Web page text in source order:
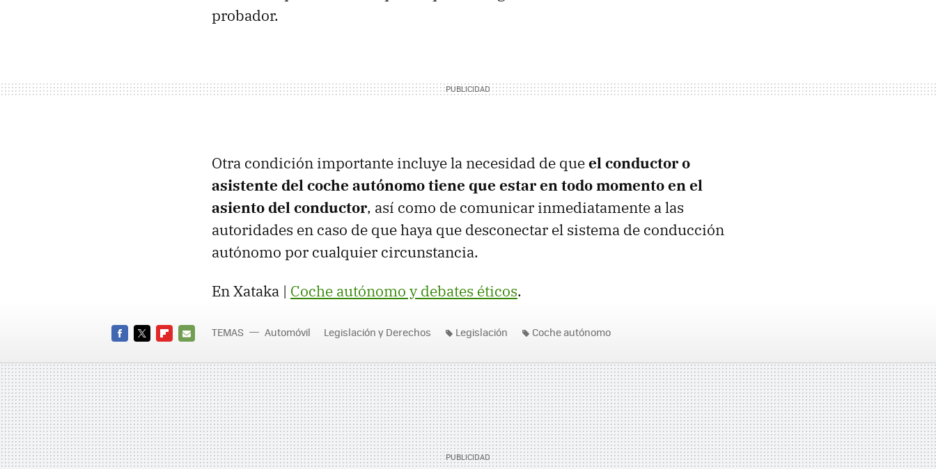
probador.
Otra condición importante incluye la necesidad de queel conductor o
asistente del coche autónomo tiene que estar en todo momento en el
asiento del conductor, así como de comunicar inmediatamente a las
autoridades en caso de que haya que desconectar el sistema de conducción
autónomo por cualquier circunstancia.
En Xataka | Coche autónomo y debates éticos.
MAIL
TEMAS Automóvil Legislación y Derechos Legislación Coche autónomo